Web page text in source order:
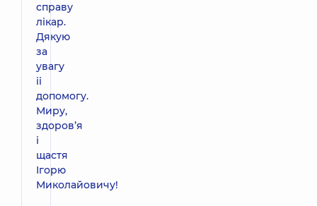
справу
лікар.
Дякую
за
увагу
іі
допомогу.
Миру,
здоровʼя
і
щастя
Ігорю
Миколайовичу!